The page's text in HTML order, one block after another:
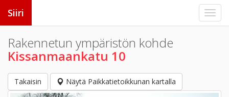
Siiri
Rakennetun ympäristön kohde
Kissanmaankatu 10
Takaisin Näytä Paikkatietoikkunan kartalla